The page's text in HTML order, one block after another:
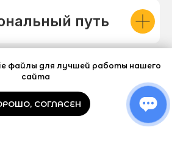
путь
файлы для лучшей работы нашего
сайта
СОГЛАСЕН